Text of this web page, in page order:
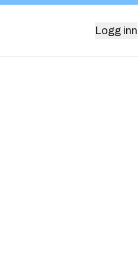
Logg inn